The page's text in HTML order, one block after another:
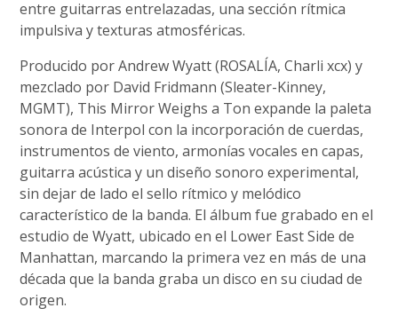
entre guitarras entrelazadas, una sección rítmica
impulsiva y texturas atmosféricas.
Producido por Andrew Wyatt (ROSALÍA, Charli xcx) y
mezclado por David Fridmann (Sleater-Kinney,
MGMT), This Mirror Weighs a Ton expande la paleta
sonora de Interpol con la incorporación de cuerdas,
instrumentos de viento, armonías vocales en capas,
guitarra acústica y un diseño sonoro experimental,
sin dejar de lado el sello rítmico y melódico
característico de la banda. El álbum fue grabado en el
estudio de Wyatt, ubicado en el Lower East Side de
Manhattan, marcando la primera vez en más de una
década que la banda graba un disco en su ciudad de
origen.